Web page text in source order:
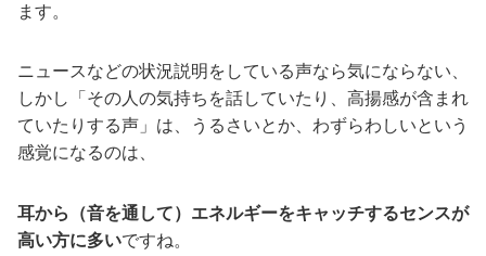
ます。
ニュースなどの状況説明をしている声なら気にならない、
しかし「その人の気持ちを話していたり、高揚感が含まれ
ていたりする声」は、うるさいとか、わずらわしいという
感覚になるのは、
耳から（音を通して）エネルギーをキャッチするセンスが
高い方に多いですね。